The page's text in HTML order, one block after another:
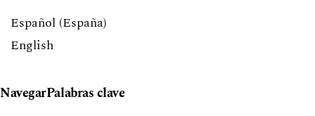
Español (España)
English
NavegarPalabras clave